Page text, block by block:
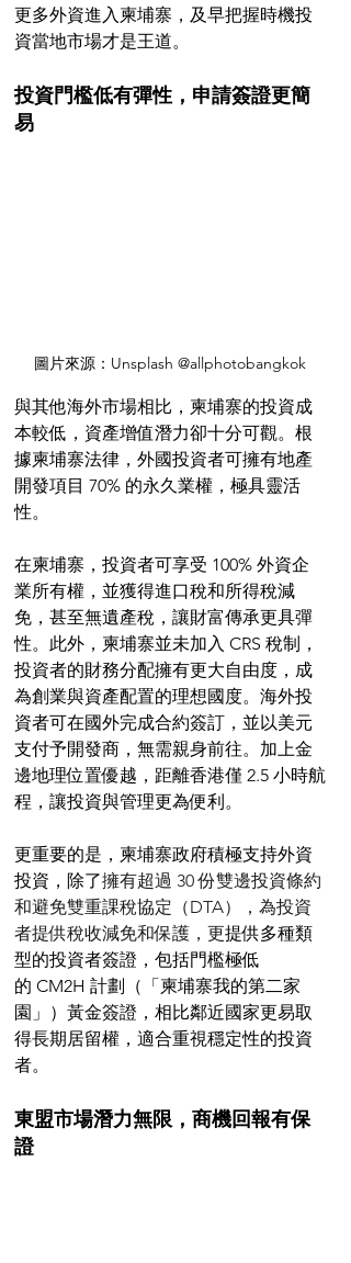
更多外資進入柬埔寨，及早把握時機投
資當地市場才是王道。
投資門檻低有彈性，申請簽證更簡
易
圖片來源：Unsplash @allphotobangkok
與其他海外市場相比，柬埔寨的投資成
本較低，資產增值潛力卻十分可觀。根
據柬埔寨法律，外國投資者可擁有地產
開發項目 70% 的永久業權，極具靈活
性。
在柬埔寨，投資者可享受 100% 外資企
業所有權，並獲得進口稅和所得稅減
免，甚至無遺產稅，讓財富傳承更具彈
性。此外，柬埔寨並未加入 CRS 稅制，
投資者的財務分配擁有更大自由度，成
為創業與資產配置的理想國度。海外投
資者可在國外完成合約簽訂，並以美元
支付予開發商，無需親身前往。加上金
邊地理位置優越，距離香港僅 2.5 小時航
程，讓投資與管理更為便利。
更重要的是，柬埔寨政府積極支持外資
投資，除了擁有超過 30 份雙邊投資條約
和避免雙重課稅協定（DTA），為投資
者提供稅收減免和保護，更提供多種類
型的投資者簽證，包括門檻極低
的 CM2H 計劃（「柬埔寨我的第二家
園」）黃金簽證，相比鄰近國家更易取
得長期居留權，適合重視穩定性的投資
者。
東盟市場潛力無限，商機回報有保
證